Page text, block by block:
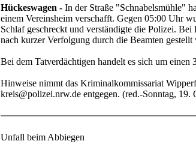
Hückeswagen - In der Straße "Schnabelsmühle"
einem Vereinsheim verschafft. Gegen 05:00 Uhr
Schlaf geschreckt und verständigte die Polizei.
nach kurzer Verfolgung durch die Beamten gestellt
Bei dem Tatverdächtigen handelt es sich um
Hinweise nimmt das Kriminalkommissariat
kreis@polizei.nrw.de entgegen. (red.-Sonntag, 19.
Unfall beim Abbiegen